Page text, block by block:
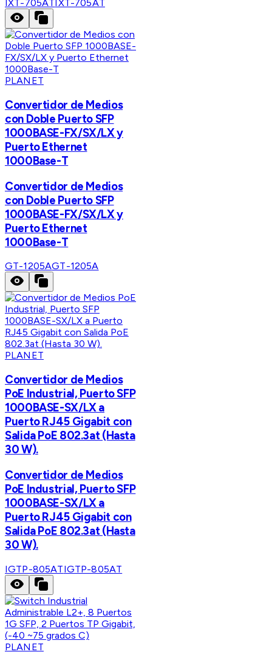
IXT-705AT IXT-705AT
PLANET
Convertidor de Medios
con Doble Puerto SFP
1000BASE-FX/SX/LX y
Puerto Ethernet
1000Base-T
Convertidor de Medios
con Doble Puerto SFP
1000BASE-FX/SX/LX y
Puerto Ethernet
1000Base-T
GT-1205AGT-1205A
PLANET
Convertidor de Medios
PoE Industrial, Puerto SFP
1000BASE-SX/LX a
Puerto RJ45 Gigabit con
Salida PoE 802.3at (Hasta
30 W).
Convertidor de Medios
PoE Industrial, Puerto SFP
1000BASE-SX/LX a
Puerto RJ45 Gigabit con
Salida PoE 802.3at (Hasta
30 W).
IGTP-805ATIGTP-805AT
PLANET